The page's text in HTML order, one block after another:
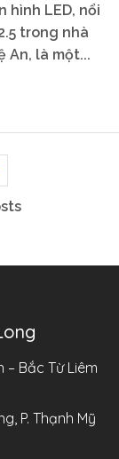
hình LED, nổi
trong nhà
An, là một...
– Bắc Từ Liêm
P. Thạnh Mỹ